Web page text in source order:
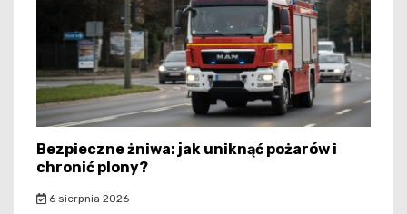
Bezpieczne żniwa: jak uniknąć pożarów i
chronić plony?
6 sierpnia 2026